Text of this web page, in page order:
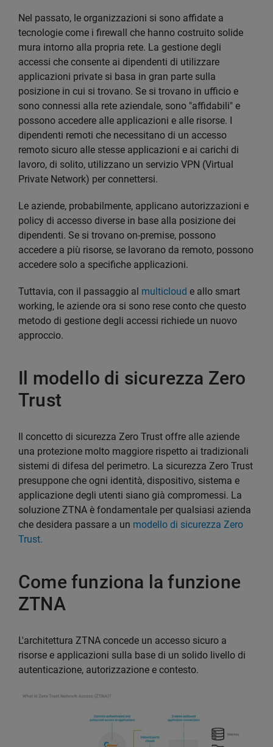
Nel passato, le organizzazioni si sono affidate a
tecnologie come i firewall che hanno costruito solide
mura intorno alla propria rete. La gestione degli
accessi che consente ai dipendenti di utilizzare
applicazioni private si basa in gran parte sulla
posizione in cui si trovano. Se si trovano in ufficio e
sono connessi alla rete aziendale, sono "affidabili" e
possono accedere alle applicazioni e alle risorse. I
dipendenti remoti che necessitano di un accesso
remoto sicuro alle stesse applicazioni e ai carichi di
lavoro, di solito, utilizzano un servizio VPN (Virtual
Private Network) per connettersi.
Le aziende, probabilmente, applicano autorizzazioni e
policy di accesso diverse in base alla posizione dei
dipendenti. Se si trovano on-premise, possono
accedere a più risorse, se lavorano da remoto, possono
accedere solo a specifiche applicazioni.
Tuttavia, con il passaggio al multicloud e allo smart
working, le aziende ora si sono rese conto che questo
metodo di gestione degli accessi richiede un nuovo
approccio.
Il modello di sicurezza Zero
Trust
Il concetto di sicurezza Zero Trust offre alle aziende
una protezione molto maggiore rispetto ai tradizionali
sistemi di difesa del perimetro. La sicurezza Zero Trust
presuppone che ogni identità, dispositivo, sistema e
applicazione degli utenti siano già compromessi. La
soluzione ZTNA è fondamentale per qualsiasi azienda
che desidera passare a un modello di sicurezza Zero
Trust.
Come funziona la funzione
ZTNA
L'architettura ZTNA concede un accesso sicuro a
risorse e applicazioni sulla base di un solido livello di
autenticazione, autorizzazione e contesto.